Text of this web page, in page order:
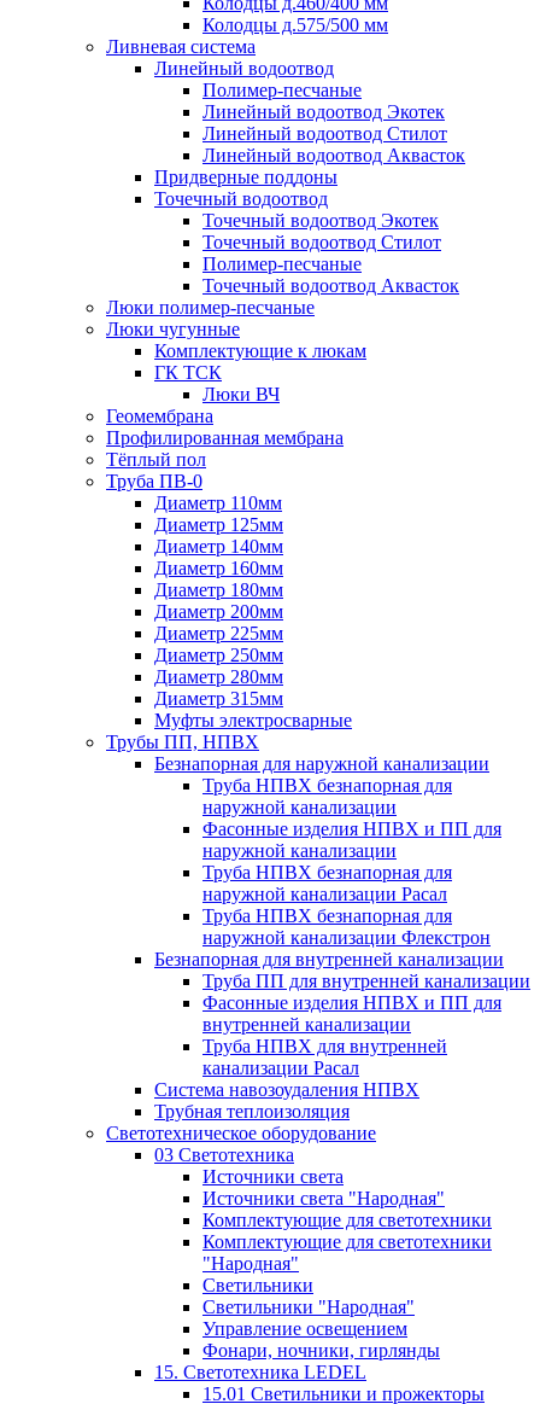
Колодцы д.575/500 мм
Ливневая система
Линейный водоотвод
Полимер-песчаные
Линейный водоотвод Экотек
Линейный водоотвод Стилот
Линейный водоотвод Аквасток
Придверные поддоны
Точечный водоотвод
Точечный водоотвод Экотек
Точечный водоотвод Стилот
Полимер-песчаные
Точечный водоотвод Аквасток
Люки полимер-песчаные
Люки чугунные
Комплектующие к люкам
ГК ТСК
Люки ВЧ
Геомембрана
Профилированная мембрана
Тёплый пол
Труба ПВ-0
Диаметр 110мм
Диаметр 125мм
Диаметр 140мм
Диаметр 160мм
Диаметр 180мм
Диаметр 200мм
Диаметр 225мм
Диаметр 250мм
Диаметр 280мм
Диаметр 315мм
Муфты электросварные
Трубы ПП, НПВХ
Безнапорная для наружной канализации
Труба НПВХ безнапорная для
наружной канализации
Фасонные изделия НПВХ и ПП для
наружной канализации
Труба НПВХ безнапорная для
наружной канализации Расал
Труба НПВХ безнапорная для
наружной канализации Флекстрон
Безнапорная для внутренней канализации
Труба ПП для внутренней канализации
Фасонные изделия НПВХ и ПП для
внутренней канализации
Труба НПВХ для внутренней
канализации Расал
Система навозоудаления НПВХ
Трубная теплоизоляция
Светотехническое оборудование
03 Светотехника
Источники света
Источники света "Народная"
Комплектующие для светотехники
Комплектующие для светотехники
"Народная"
Светильники
Светильники "Народная"
Управление освещением
Фонари, ночники, гирлянды
15. Светотехника LEDEL
15.01 Светильники и прожекторы